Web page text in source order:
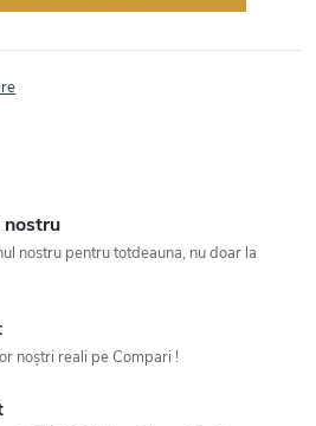
nostru pentru totdeauna, nu doar la
noștri reali pe Compari !